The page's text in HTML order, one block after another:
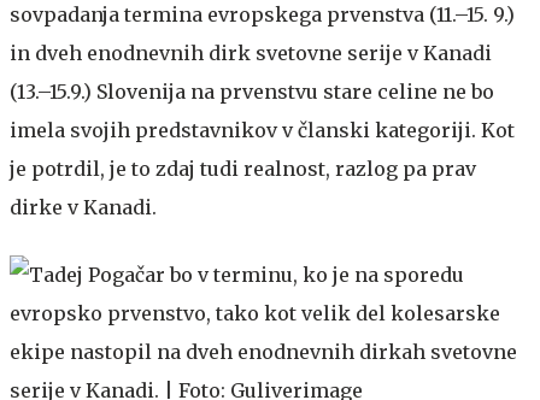
sovpadanja termina evropskega prvenstva (11.–15. 9.)
in dveh enodnevnih dirk svetovne serije v Kanadi
(13.–15.9.) Slovenija na prvenstvu stare celine ne bo
imela svojih predstavnikov v članski kategoriji. Kot
je potrdil, je to zdaj tudi realnost, razlog pa prav
dirke v Kanadi.